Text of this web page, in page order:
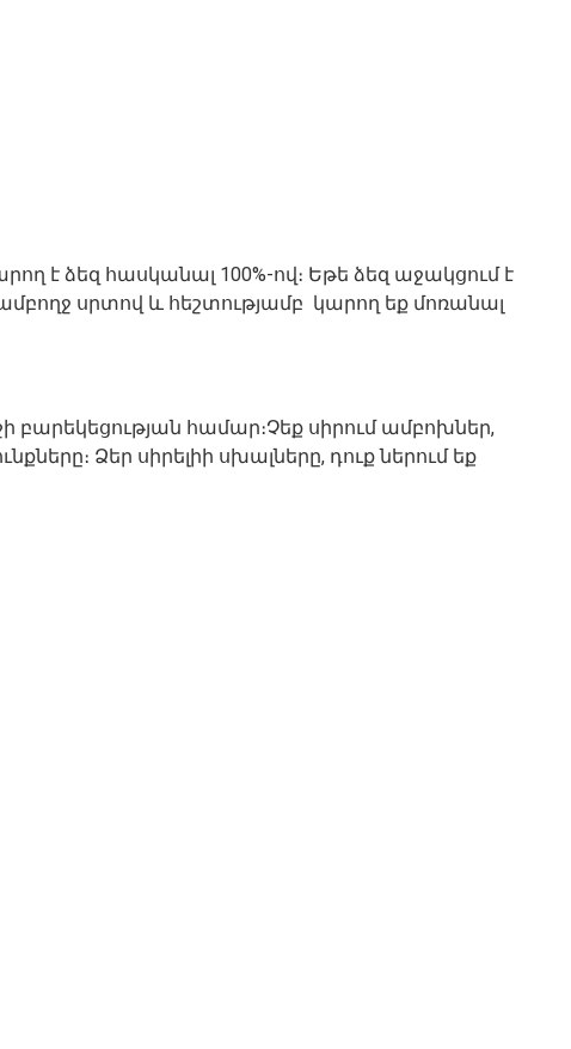
է ձեզ հասկանալ 100%-ով։ Եթե ձեզ աջակցում է
սրտով և հեշտությամբ կարող եք մոռանալ
համար։Չեք սիրում ամբոխներ,
Ձեր սիրելիի սխալները, դուք ներում եք